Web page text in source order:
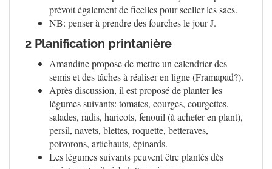
prévoit également de ficelles pour sceller les sacs.
NB: penser à prendre des fourches le jour J.
2 Planification printanière
Amandine propose de mettre un calendrier des
semis et des tâches à réaliser en ligne (Framapad?).
Après discussion, il est proposé de planter les
légumes suivants: tomates, courges, courgettes,
salades, radis, haricots, fenouil (à acheter en plant),
persil, navets, blettes, roquette, betteraves,
poivorons, artichauts, épinards.
Les légumes suivants peuvent être plantés dès